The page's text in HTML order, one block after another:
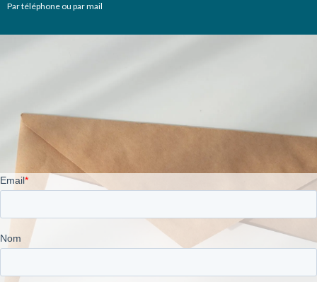
Par téléphone ou par mail